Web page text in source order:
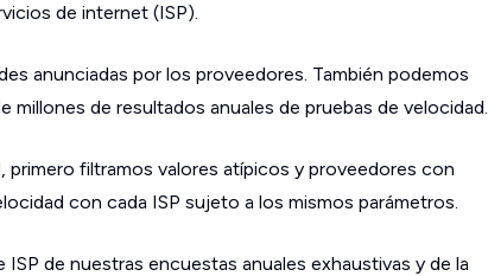
de internet (ISP).
anunciadas por los proveedores. También podemos
millones de resultados anuales de pruebas de velocidad.
filtramos valores atípicos y proveedores con
con cada ISP sujeto a los mismos parámetros.
de nuestras encuestas anuales exhaustivas y de la